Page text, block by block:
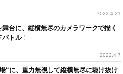
2022.4.21
台に、縦横無尽のカメラワークで描く
トル！
2022.4.7
“に、重力無視して縦横無尽に駆け抜け